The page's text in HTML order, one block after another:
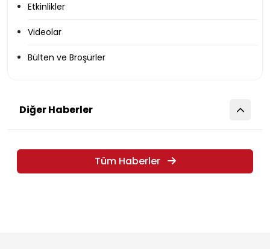
Etkinlikler
Videolar
Bülten ve Broşürler
Diğer Haberler
Tüm Haberler